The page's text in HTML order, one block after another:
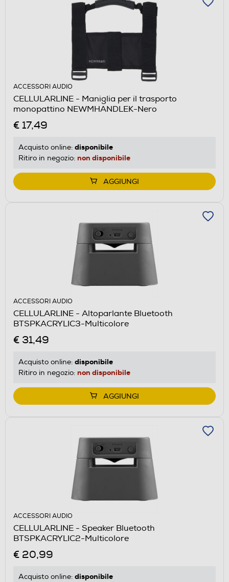
ACCESSORI AUDIO
CELLULARLINE - Maniglia per il trasporto
monopattino NEWMHANDLEK-Nero
€ 17,49
Acquisto online: disponibile
Ritiro in negozio: non disponibile
AGGIUNGI
ACCESSORI AUDIO
CELLULARLINE - Altoparlante Bluetooth
BTSPKACRYLIC3-Multicolore
€ 31,49
Acquisto online: disponibile
Ritiro in negozio: non disponibile
AGGIUNGI
ACCESSORI AUDIO
CELLULARLINE - Speaker Bluetooth
BTSPKACRYLIC2-Multicolore
€ 20,99
Acquisto online: disponibile